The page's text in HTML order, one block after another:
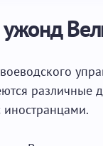
различные